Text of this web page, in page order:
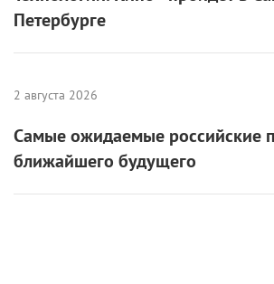
Петербурге
2 августа 2026
Самые ожидаемые российские
ближайшего будущего